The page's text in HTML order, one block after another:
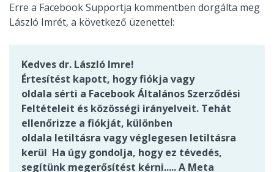
Erre a Facebook Supportja kommentben dorgálta meg
László Imrét, a következő üzenettel:
Kedves dr. László Imre!
Értesítést kapott, hogy fiókja vagy
oldala sérti a Facebook Általános Szerződési
Feltételeit és közösségi irányelveit. Tehát
ellenőrizze a fiókját, különben
oldala letiltásra vagy véglegesen letiltásra
kerül Ha úgy gondolja, hogy ez tévedés,
segítünk megerősítést kérni..... A Meta